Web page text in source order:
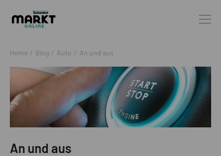
Home / Blog / Auto / An und aus
An und aus